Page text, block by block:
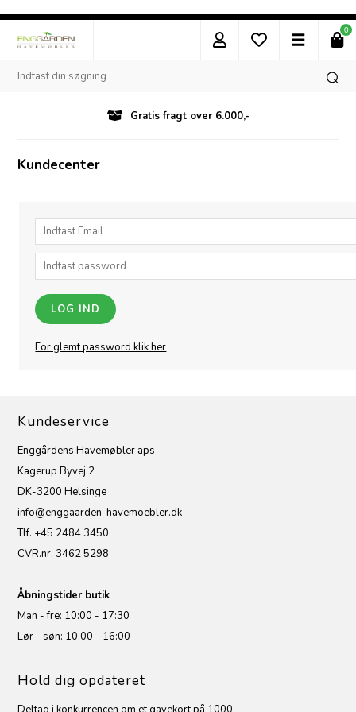
0
Gratis fragt over 6.000,-
Kundecenter
For glemt password klik her
Kundeservice
Enggårdens Havemøbler aps
Kagerup Byvej 2
DK-3200 Helsinge
info@enggaarden-havemoebler.dk
Tlf. +45 2484 3450
CVR.nr. 3462 5298
Åbningstider butik
Man - fre: 10:00 - 17:30
Lør - søn: 10:00 - 16:00
Hold dig opdateret